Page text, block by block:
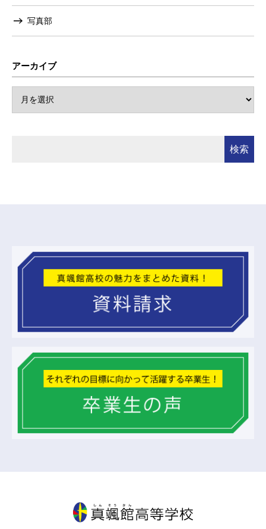
写真部
アーカイブ